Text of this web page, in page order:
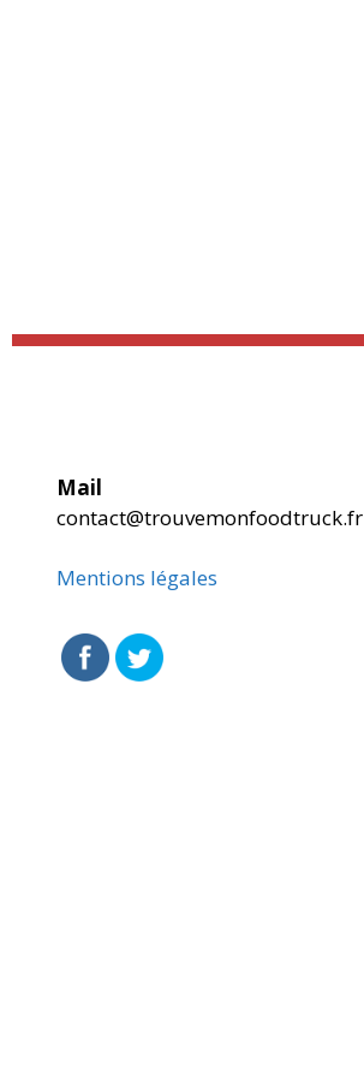
Mail
contact@trouvemonfoodtruck.fr
Mentions légales